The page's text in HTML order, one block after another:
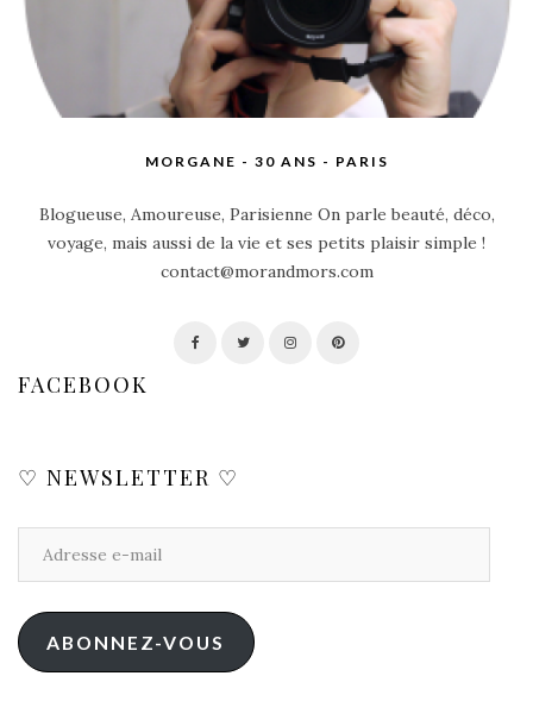
MORGANE - 30 ANS - PARIS
Blogueuse, Amoureuse, Parisienne On parle beauté, déco,
voyage, mais aussi de la vie et ses petits plaisir simple !
contact@morandmors.com
FACEBOOK
♡ NEWSLETTER ♡
ABONNEZ-VOUS